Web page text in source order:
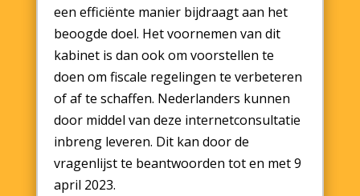
een efficiënte manier bijdraagt aan het
beoogde doel. Het voornemen van dit
kabinet is dan ook om voorstellen te
doen om fiscale regelingen te verbeteren
of af te schaffen. Nederlanders kunnen
door middel van deze internetconsultatie
inbreng leveren. Dit kan door de
vragenlijst te beantwoorden tot en met 9
april 2023.